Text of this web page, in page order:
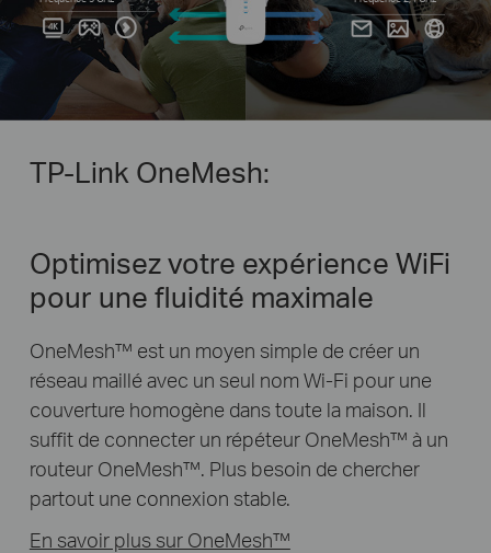
TP-Link OneMesh:
Optimisez votre expérience WiFi
pour une fluidité maximale
OneMesh™ est un moyen simple de créer un
réseau maillé avec un seul nom Wi-Fi pour une
couverture homogène dans toute la maison. Il
suffit de connecter un répéteur OneMesh™ à un
routeur OneMesh™. Plus besoin de chercher
partout une connexion stable.
En savoir plus sur OneMesh™